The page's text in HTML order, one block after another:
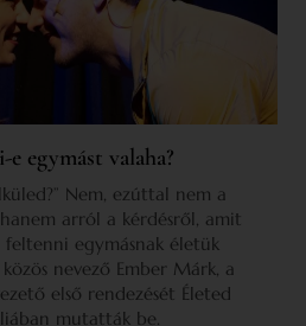
egymást valaha?
Nem, ezúttal nem a
arról a kérdésről, amit
feltenni egymásnak életük
nevező Ember Márk, a
első rendezését Életed
mutatták be.